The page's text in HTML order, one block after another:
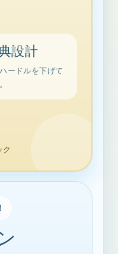
設計
ードルを下げて
ク